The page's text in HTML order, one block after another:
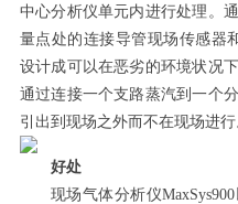
中心分析仪单元内进行处理。
量点处的连接导管现场传感器
设计成可以在恶劣的环境状况
通过连接一个支路蒸汽到一个
引出到现场之外而不在现场进行
好处
现场气体分析仪